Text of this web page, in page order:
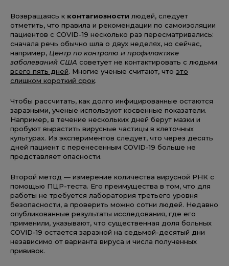
Возвращаясь к контагиозности людей, следует
отметить, что правила и рекомендации по самоизоляции
пациентов с COVID-19 несколько раз пересматривались:
сначала речь обычно шла о двух неделях, но сейчас,
например, Центр по контролю и профилактике
заболеваний США советует не контактировать с людьми
всего пять дней. Многие ученые считают, что это
слишком короткий срок.
Чтобы рассчитать, как долго инфицированные остаются
заразными, ученые используют косвенные показатели.
Например, в течение нескольких дней берут мазки и
пробуют вырастить вирусные частицы в клеточных
культурах. Из экспериментов следует, что через десять
дней пациент с перенесенным COVID-19 больше не
представляет опасности.
Второй метод — измерение количества вирусной РНК с
помощью ПЦР-теста. Его преимущества в том, что для
работы не требуется лаборатория третьего уровня
безопасности, а проверить можно сотни людей. Недавно
опубликованные результаты исследования, где его
применили, указывают, что существенная доля больных
COVID-19 остается заразной на седьмой-десятый дни
независимо от варианта вируса и числа полученных
прививок.